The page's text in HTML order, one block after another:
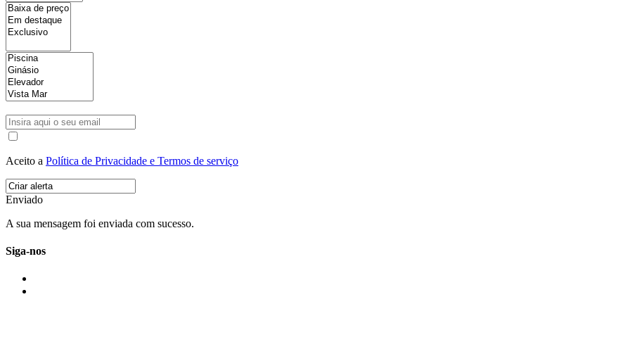
Aceito a Política de Privacidade e Termos de serviço
Enviado
A sua mensagem foi enviada com sucesso.
Siga-nos